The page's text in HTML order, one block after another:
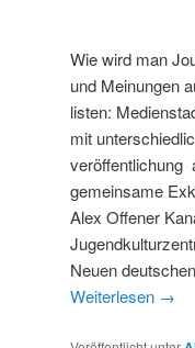
Wie wird man
und Meinungen
listen:
mit
veröffentlichung
gemeinsame
Alex Offener
Neuen
Weiterlesen →